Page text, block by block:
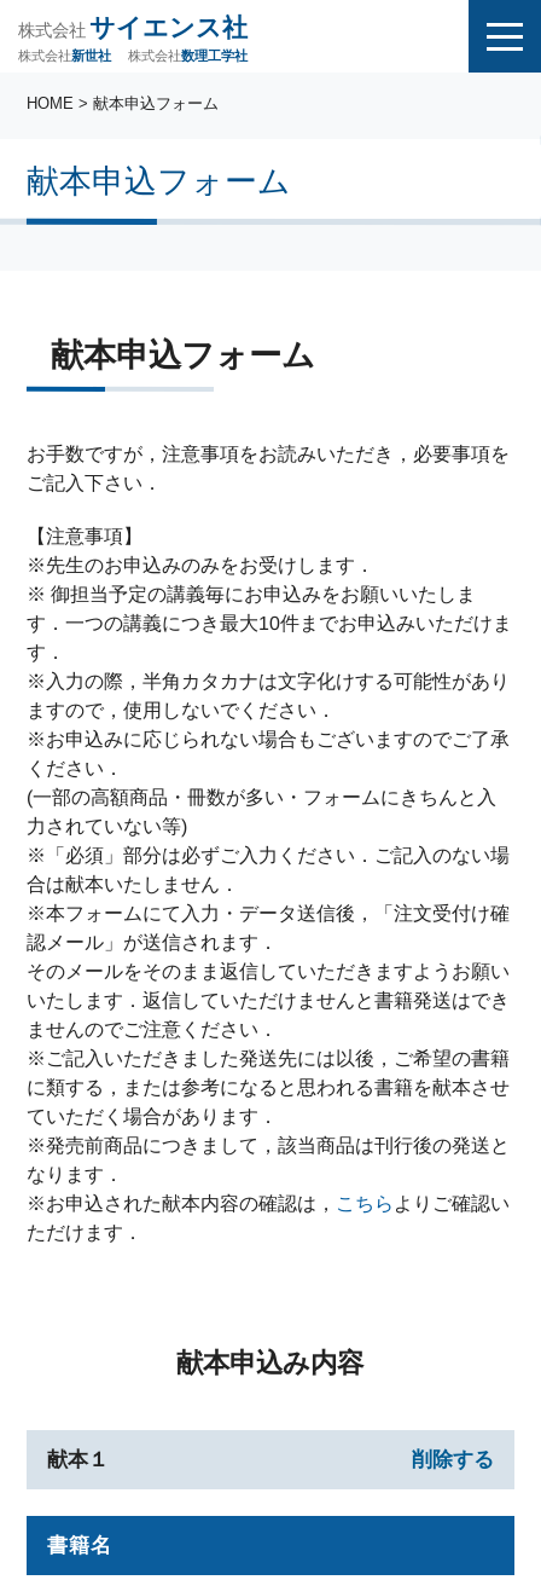
株式会社 サイエンス社
株式会社新世社 株式会社数理工学社
献本申込フォーム
HOME > 献本申込フォーム
献本申込フォーム
お手数ですが，注意事項をお読みいただき，必要事項を
ご記入下さい．
【注意事項】
※先生のお申込みのみをお受けします．
※ 御担当予定の講義毎にお申込みをお願いいたしま
す．一つの講義につき最大10件までお申込みいただけま
す．
※入力の際，半角カタカナは文字化けする可能性があり
ますので，使用しないでください．
※お申込みに応じられない場合もございますのでご了承
ください．
(一部の高額商品・冊数が多い・フォームにきちんと入
力されていない等)
※「必須」部分は必ずご入力ください．ご記入のない場
合は献本いたしません．
※本フォームにて入力・データ送信後，「注文受付け確
認メール」が送信されます．
そのメールをそのまま返信していただきますようお願い
いたします．返信していただけませんと書籍発送はでき
ませんのでご注意ください．
※ご記入いただきました発送先には以後，ご希望の書籍
に類する，または参考になると思われる書籍を献本させ
ていただく場合があります．
※発売前商品につきまして，該当商品は刊行後の発送と
なります．
※お申込された献本内容の確認は， こちら よりご確認い
ただけます．
献本申込み内容
献本１ 削除する
書籍名